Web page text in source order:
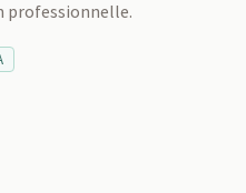
professionnelle.